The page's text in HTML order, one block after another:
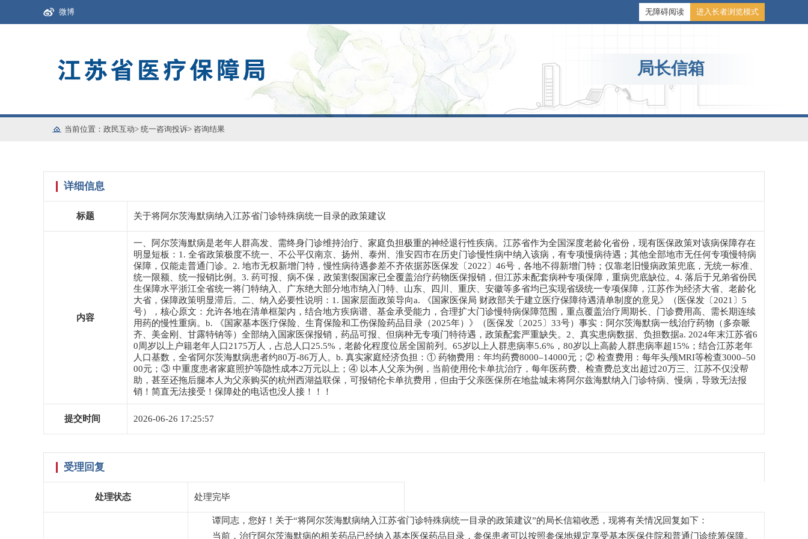
微博 无障碍阅读 进入长者浏览模式
局长信箱
当前位置： 政民互动> 统一咨询投诉> 咨询结果
详细信息
标题 关于将阿尔茨海默病纳入江苏省门诊特殊病统一目录的政策建议
内容
一、阿尔茨海默病是老年人群高发、需终身门诊维持治疗、家庭负担极重的神经退行性疾病。江苏省作为全国深度老龄化省份，现有医保政策对该病保障存在
明显短板：1. 全省政策极度不统一、不公平仅南京、扬州、泰州、淮安四市在历史门诊慢性病中纳入该病，有专项慢病待遇；其他全部地市无任何专项慢特病
保障，仅能走普通门诊。2. 地市无权新增门特，慢性病待遇参差不齐依据苏医保发〔2022〕46号，各地不得新增门特；仅靠老旧慢病政策兜底，无统一标准、
统一限额、统一报销比例。3. 药可报、病不保，政策割裂国家已全覆盖治疗药物医保报销，但江苏未配套病种专项保障，重病兜底缺位。4. 落后于兄弟省份民
生保障水平浙江全省统一将门特纳入、广东绝大部分地市纳入门特、山东、四川、重庆、安徽等多省均已实现省级统一专项保障，江苏作为经济大省、老龄化
大省，保障政策明显滞后。二、纳入必要性说明：1. 国家层面政策导向a. 《国家医保局 财政部关于建立医疗保障待遇清单制度的意见》（医保发〔2021〕5
号），核心原文：允许各地在清单框架内，结合地方疾病谱、基金承受能力，合理扩大门诊慢特病保障范围，重点覆盖治疗周期长、门诊费用高、需长期连续
用药的慢性重病。b. 《国家基本医疗保险、生育保险和工伤保险药品目录（2025年）》（医保发〔2025〕33号）事实：阿尔茨海默病一线治疗药物（多奈哌
齐、美金刚、甘露特钠等）全部纳入国家医保报销，药品可报、但病种无专项门特待遇，政策配套严重缺失。2、真实患病数据、负担数据a. 2024年末江苏省6
0周岁以上户籍老年人口2175万人，占总人口25.5%，老龄化程度位居全国前列。65岁以上人群患病率5.6%，80岁以上高龄人群患病率超15%；结合江苏老年
人口基数，全省阿尔茨海默病患者约80万-86万人。b. 真实家庭经济负担：① 药物费用：年均药费8000–14000元；② 检查费用：每年头颅MRI等检查3000–50
00元；③ 中重度患者家庭照护等隐性成本2万元以上；④ 以本人父亲为例，当前使用伦卡单抗治疗，每年医药费、检查费总支出超过20万三、江苏不仅没帮
助，甚至还拖后腿本人为父亲购买的杭州西湖益联保，可报销伦卡单抗费用，但由于父亲医保所在地盐城未将阿尔兹海默纳入门诊特病、慢病，导致无法报
销！简直无法接受！保障处的电话也没人接！！！
提交时间 2026-06-26 17:25:57
受理回复
处理状态 处理完毕
谭同志，您好！关于“将阿尔茨海默病纳入江苏省门诊特殊病统一目录的政策建议”的局长信箱收悉，现将有关情况回复如下：
当前，治疗阿尔茨海默病的相关药品已经纳入基本医保药品目录，参保患者可以按照参保地规定享受基本医保住院和普通门诊统筹保障。